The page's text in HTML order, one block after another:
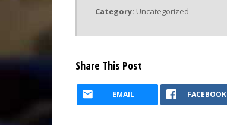
Category: Uncategorized
Share This Post
EMAIL FACEBOOK